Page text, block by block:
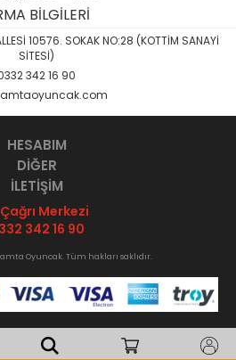
BİLGİLERİ
10576. SOKAK NO:28 (KOTTİM SANAYİ
SİTESİ)
342 16 90
HESABIM
DİĞER
İLETİŞİM
Çağrı Merkezi
342 16 90
Oyuncak. Tüm hakları saklıdır.
Yazılımıile hazırlanmıştır.